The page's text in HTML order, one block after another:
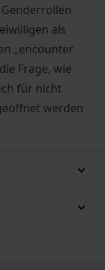
als
„encounter
Frage, wie
für nicht
werden